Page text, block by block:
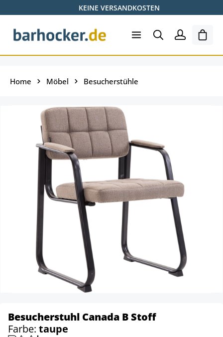
Zum Hauptinhalt springenKEINE VERSANDKOSTEN
Home Möbel Besucherstühle
Besucherstuhl Canada B Stoff
Farbe: taupe